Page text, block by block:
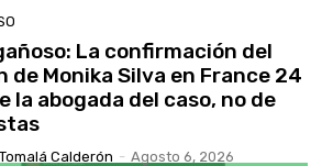
La confirmación del
de Monika Silva en France 24
la abogada del caso, no de
Calderón - Agosto 6, 2026